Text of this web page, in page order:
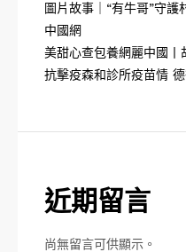
圖片故事｜“有牛哥”守護
中國網
美甜心查包養網麗中國丨
抗擊疫森和診所疫苗情
近期留言
尚無留言可供顯示。